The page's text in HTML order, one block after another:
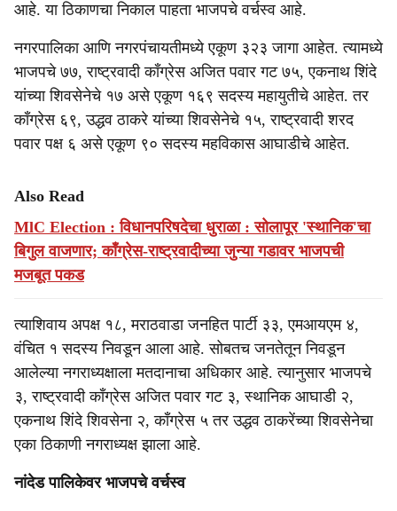
आहे. या ठिकाणचा निकाल पाहता भाजपचे वर्चस्व आहे.
नगरपालिका आणि नगरपंचायतीमध्ये एकूण ३२३ जागा आहेत. त्यामध्ये
भाजपचे ७७, राष्ट्रवादी काँग्रेस अजित पवार गट ७५, एकनाथ शिंदे
यांच्या शिवसेनेचे १७ असे एकूण १६९ सदस्य महायुतीचे आहेत. तर
काँग्रेस ६९, उद्धव ठाकरे यांच्या शिवसेनेचे १५, राष्ट्रवादी शरद
पवार पक्ष ६ असे एकूण ९० सदस्य महविकास आघाडीचे आहेत.
Also Read
MlC Election : विधानपरिषदेचा धुराळा : सोलापूर 'स्थानिक'चा
बिगुल वाजणार; काँग्रेस-राष्ट्रवादीच्या जुन्या गडावर भाजपची
मजबूत पकड
त्याशिवाय अपक्ष १८, मराठवाडा जनहित पार्टी ३३, एमआयएम ४,
वंचित १ सदस्य निवडून आला आहे. सोबतच जनतेतून निवडून
आलेल्या नगराध्यक्षाला मतदानाचा अधिकार आहे. त्यानुसार भाजपचे
३, राष्ट्रवादी काँग्रेस अजित पवार गट ३, स्थानिक आघाडी २,
एकनाथ शिंदे शिवसेना २, काँग्रेस ५ तर उद्धव ठाकरेंच्या शिवसेनेचा
एका ठिकाणी नगराध्यक्ष झाला आहे.
नांदेड पालिकेवर भाजपचे वर्चस्व